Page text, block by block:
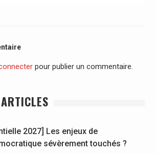
pour publier un commentaire.
2027] Les enjeux de
sévèrement touchés ?